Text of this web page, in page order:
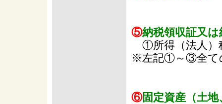
⑤納税領収証又
①所得（法人
※左記①～③全て
⑥固定資産（土